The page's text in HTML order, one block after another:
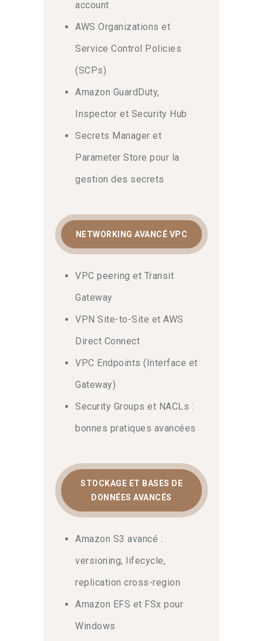
account
AWS Organizations et
Service Control Policies
(SCPs)
Amazon GuardDuty,
Inspector et Security Hub
Secrets Manager et
Parameter Store pour la
gestion des secrets
NETWORKING AVANCÉ VPC
VPC peering et Transit
Gateway
VPN Site-to-Site et AWS
Direct Connect
VPC Endpoints (Interface et
Gateway)
Security Groups et NACLs :
bonnes pratiques avancées
STOCKAGE ET BASES DE
DONNÉES AVANCÉS
Amazon S3 avancé :
versioning, lifecycle,
replication cross-region
Amazon EFS et FSx pour
Windows